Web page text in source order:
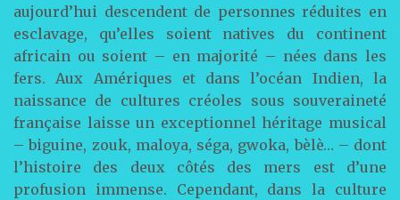
aujourd’hui descendent de personnes réduites en
esclavage, qu’elles soient natives du continent
africain ou soient – en majorité – nées dans les
fers. Aux Amériques et dans l’océan Indien, la
naissance de cultures créoles sous souveraineté
française laisse un exceptionnel héritage musical
– biguine, zouk, maloya, séga, gwoka, bèlè… – dont
l’histoire des deux côtés des mers est d’une
profusion immense. Cependant, dans la culture